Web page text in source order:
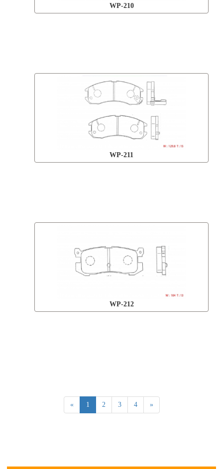
WP-210
WP-211
WP-212
« 1 2 3 4 »